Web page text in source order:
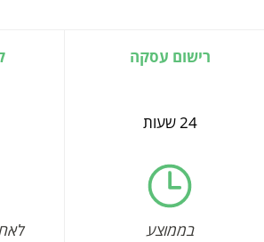
רישום עסקה
24 שעות
בממוצע